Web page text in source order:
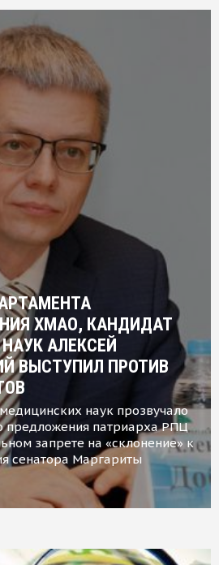
ХМАО, КАНДИДАТ
АЛЕКСЕЙ
ВЫСТУПИЛ ПРОТИВ
наук прозвучало
предложения патриарха РПЦ
запрете на «склонение» к
сенатора Маргариты